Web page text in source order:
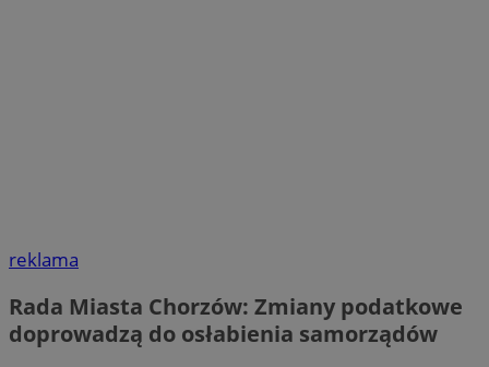
reklama
Rada Miasta Chorzów: Zmiany podatkowe
doprowadzą do osłabienia samorządów